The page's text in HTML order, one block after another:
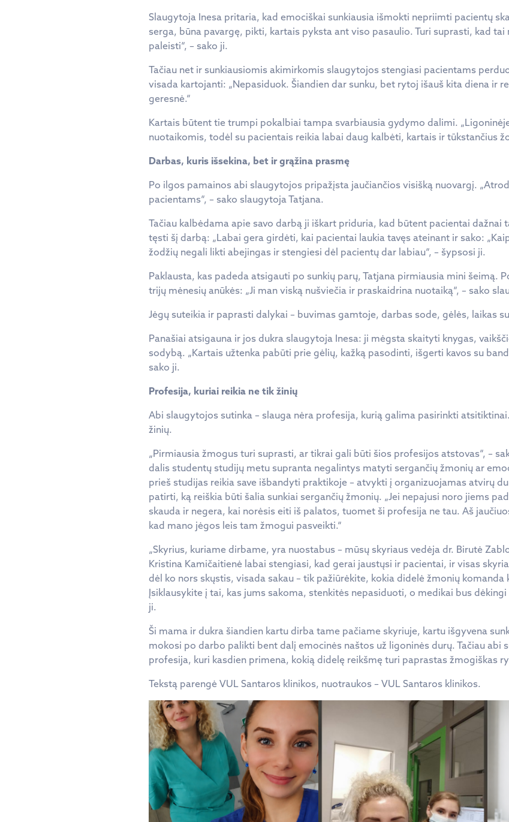
Slaugytoja Inesa pritaria, kad emociškai sunkiausia išmokti nepriimti pacientų
serga, būna pavargę, pikti, kartais pyksta ant viso pasaulio. Turi suprasti, kad
paleisti“, – sako ji.
Tačiau net ir sunkiausiomis akimirkomis slaugytojos stengiasi pacientams
visada kartojanti: „Nepasiduok. Šiandien dar sunku, bet rytoj išauš kita diena ir
geresnė.“
Kartais būtent tie trumpi pokalbiai tampa svarbiausia gydymo dalimi.
nuotaikomis, todėl su pacientais reikia labai daug kalbėti, kartais ir tūkstančius
Darbas, kuris išsekina, bet ir grąžina prasmę
Po ilgos pamainos abi slaugytojos pripažįsta jaučiančios visišką nuovargį.
pacientams“, – sako slaugytoja Tatjana.
Tačiau kalbėdama apie savo darbą ji iškart priduria, kad būtent pacientai
tęsti šį darbą: „Labai gera girdėti, kai pacientai laukia tavęs ateinant ir sako:
žodžių negali likti abejingas ir stengiesi dėl pacientų dar labiau“, – šypsosi ji.
Paklausta, kas padeda atsigauti po sunkių parų, Tatjana pirmiausia mini šeimą.
trijų mėnesių anūkės: „Ji man viską nušviečia ir praskaidrina nuotaiką“, – sako
Jėgų suteikia ir paprasti dalykai – buvimas gamtoje, darbas sode, gėlės, laikas
Panašiai atsigauna ir jos dukra slaugytoja Inesa: ji mėgsta skaityti knygas,
sodybą. „Kartais užtenka pabūti prie gėlių, kažką pasodinti, išgerti kavos su
sako ji.
Profesija, kuriai reikia ne tik žinių
Abi slaugytojos sutinka – slauga nėra profesija, kurią galima pasirinkti
žinių.
„Pirmiausia žmogus turi suprasti, ar tikrai gali būti šios profesijos atstovas“, –
dalis studentų studijų metu supranta negalintys matyti sergančių žmonių ar
prieš studijas reikia save išbandyti praktikoje – atvykti į organizuojamas atvirų
patirti, ką reiškia būti šalia sunkiai sergančių žmonių. „Jei nepajusi noro jiems
skauda ir negera, kai norėsis eiti iš palatos, tuomet ši profesija ne tau. Aš
kad mano jėgos leis tam žmogui pasveikti.“
„Skyrius, kuriame dirbame, yra nuostabus – mūsų skyriaus vedėja dr. Birutė
Kristina Kamičaitienė labai stengiasi, kad gerai jaustųsi ir pacientai, ir visas
dėl ko nors skųstis, visada sakau – tik pažiūrėkite, kokia didelė žmonių komanda
Įsiklausykite į tai, kas jums sakoma, stenkitės nepasiduoti, o medikai bus
ji.
Ši mama ir dukra šiandien kartu dirba tame pačiame skyriuje, kartu išgyvena
mokosi po darbo palikti bent dalį emocinės naštos už ligoninės durų. Tačiau abi
profesija, kuri kasdien primena, kokią didelę reikšmę turi paprastas žmogiškas
Tekstą parengė VUL Santaros klinikos, nuotraukos – VUL Santaros klinikos.